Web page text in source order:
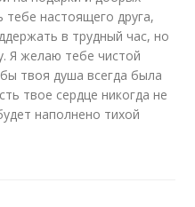
настоящего друга,
в трудный час, но
Я желаю тебе чистой
твоя душа всегда была
твое сердце никогда не
наполнено тихой